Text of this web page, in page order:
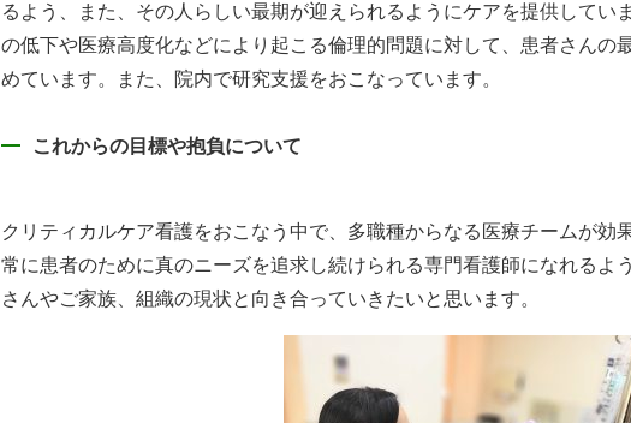
るよう、また、その人らしい最期が迎えられるようにケアを提供してい
の低下や医療高度化などにより起こる倫理的問題に対して、患者さんの
めています。また、院内で研究支援をおこなっています。
これからの目標や抱負について
クリティカルケア看護をおこなう中で、多職種からなる医療チームが効
常に患者のために真のニーズを追求し続けられる専門看護師になれるよ
さんやご家族、組織の現状と向き合っていきたいと思います。